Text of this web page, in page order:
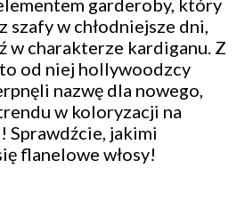
garderoby, który
szafy w chłodniejsze dni,
w charakterze kardiganu. Z
od niej hollywoodzcy
nazwę dla nowego,
w koloryzacji na
Sprawdźcie, jakimi
flanelowe włosy!